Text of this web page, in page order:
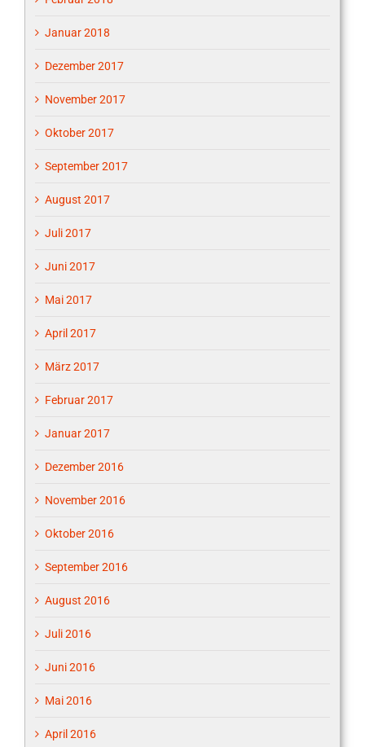
Januar 2018
Dezember 2017
November 2017
Oktober 2017
September 2017
August 2017
Juli 2017
Juni 2017
Mai 2017
April 2017
März 2017
Februar 2017
Januar 2017
Dezember 2016
November 2016
Oktober 2016
September 2016
August 2016
Juli 2016
Juni 2016
Mai 2016
April 2016